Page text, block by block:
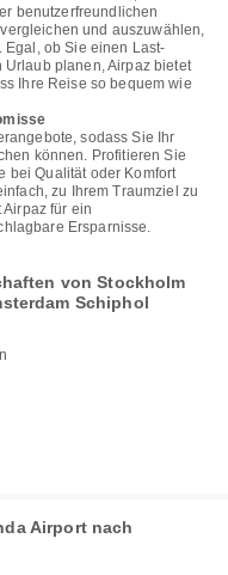
benutzerfreundlichen
und auszuwählen,
ob Sie einen Last-
planen, Airpaz bietet
Ihre Reise so bequem wie
sodass Sie Ihr
können. Profitieren Sie
bei Qualität oder Komfort
zu Ihrem Traumziel zu
für ein
Ersparnisse.
von Stockholm
Schiphol
Airport nach